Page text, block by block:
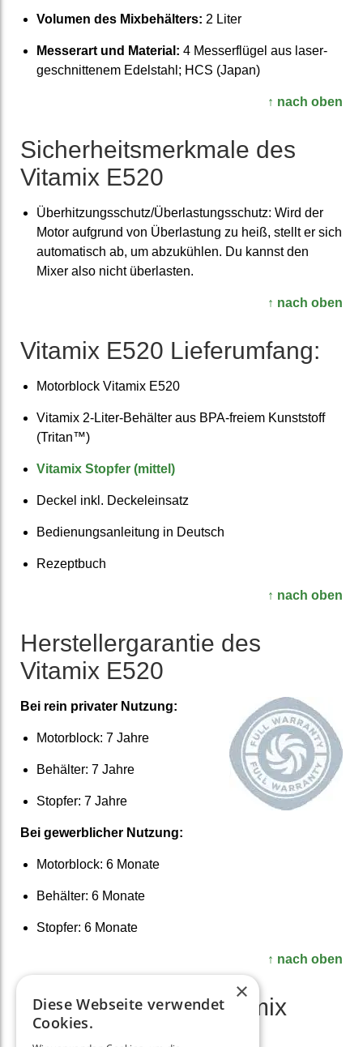
Volumen des Mix­behälters: 2 Liter
Messerart und Material: 4 Messer­flügel aus laser­
geschnit­tenem Edelstahl; HCS (Japan)
↑ nach oben
Sicher­heits­merkmale des
Vitamix E520
Über­hitzungs­schutz/Über­lastungs­schutz: Wird der
Motor aufgrund von Über­lastung zu heiß, stellt er sich
auto­matisch ab, um abzu­kühlen. Du kannst den
Mixer also nicht über­lasten.
↑ nach oben
Vitamix E520 Liefer­umfang:
Motorblock Vitamix E520
Vitamix 2-Liter-Behälter aus BPA-freiem Kunst­stoff
(Tritan™)
Vitamix Stopfer (mittel)
Deckel inkl. Deckel­einsatz
Bedienungs­anleitung in Deutsch
Rezept­buch
↑ nach oben
Hersteller­garantie des
Vitamix E520
Bei rein privater Nutzung:
Motorblock: 7 Jahre
Behälter: 7 Jahre
Stopfer: 7 Jahre
Bei gewerb­licher Nutzung:
Motor­block: 6 Monate
Behälter: 6 Monate
Stopfer: 6 Monate
↑ nach oben
Vitamix E520 vs. Vitamix
E310
×
Diese Webseite verwendet
Cookies.